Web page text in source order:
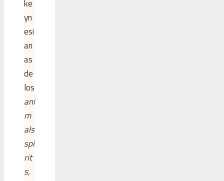
ke
yn
esi
an
as
de
los
ani
m
als
spi
rit
s,